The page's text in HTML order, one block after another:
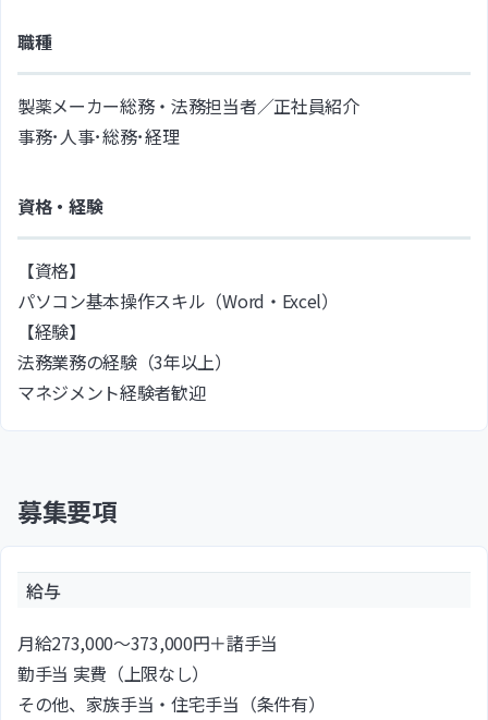
職種
製薬メーカー総務・法務担当者／正社員紹介
事務･人事･総務･経理
資格・経験
【資格】
パソコン基本操作スキル（Word・Excel）
【経験】
法務業務の経験（3年以上）
マネジメント経験者歓迎
募集要項
給与
月給273,000〜373,000円＋諸手当
勤手当 実費（上限なし）
その他、家族手当・住宅手当（条件有）